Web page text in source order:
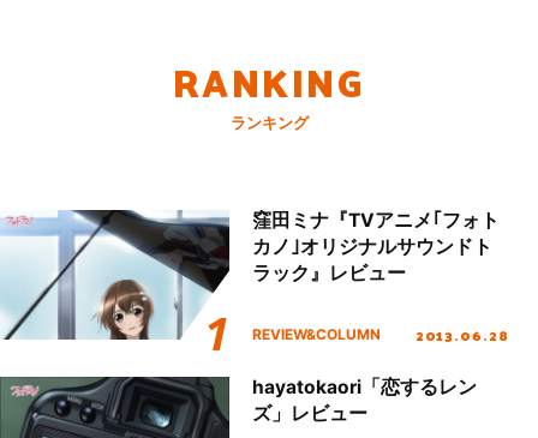
RANKING
ランキング
窪田ミナ『TVアニメ｢フォト
カノ｣オリジナルサウンドト
ラック』レビュー
REVIEW&COLUMN 2013.06.28
hayatokaori「恋するレン
ズ」レビュー